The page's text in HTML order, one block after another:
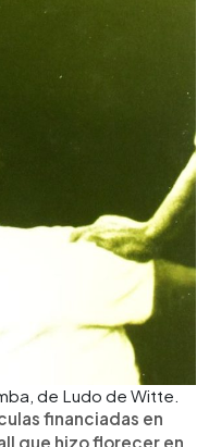
de Ludo de Witte.
financiadas en
que hizo florecer en